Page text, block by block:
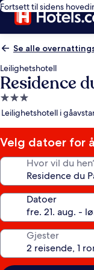
Fortsett til sidens
Se alle
Leilighetshotell
Residence
Overnattingssted
med
stjerner
Leilighetshotell i
Velg datoer for
Hvor vil du
Datoer
Gjester